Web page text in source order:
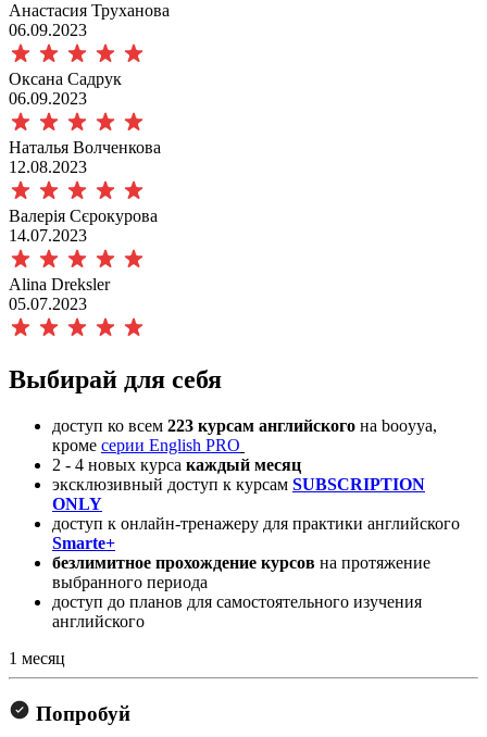
Анастасия Труханова
06.09.2023
Оксана Садрук
06.09.2023
Наталья Волченкова
12.08.2023
Валерія Сєрокурова
14.07.2023
Alina Dreksler
05.07.2023
Выбирай для себя
доступ ко всем 223 курсам английского на booyya,
кроме серии English PRO
2 - 4 новых курса каждый месяц
эксклюзивный доступ к курсам SUBSCRIPTION
ONLY
доступ к онлайн-тренажеру для практики английского
Smarte+
безлимитное прохождение курсов на протяжение
выбранного периода
доступ до планов для самостоятельного изучения
английского
1 месяц
Попробуй